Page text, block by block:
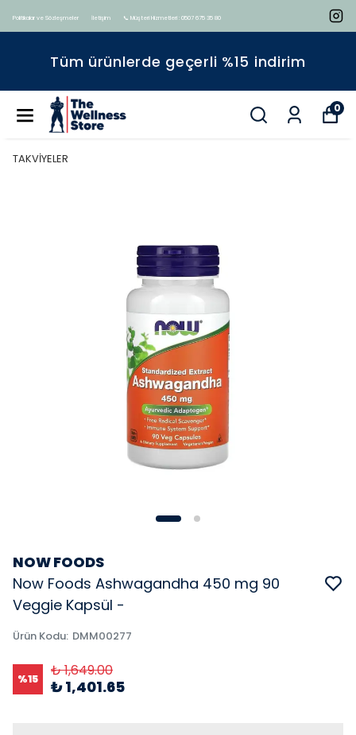
Politikalar ve Sözleşmeler İletişim 📞 Müşteri Hizmetleri : 0507 675 35 80
Tüm ürünlerde geçerli %15 indirim
0
TAKVİYELER
NOW FOODS
Now Foods Ashwagandha 450 mg 90
Veggie Kapsül -
Ürün Kodu: DMM00277
%15 ₺ 1,649.00
₺ 1,401.65